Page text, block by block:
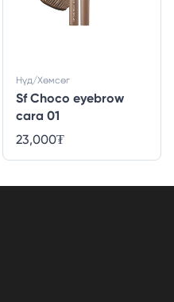
Sf Choco eyebrow
cara 01
Нүд/Хөмсөг
23,000₮